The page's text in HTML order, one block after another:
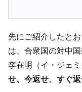
先にご紹介したと
は、合衆国の対中
李在明（イ・ジェ
せ、今返せ、すぐ